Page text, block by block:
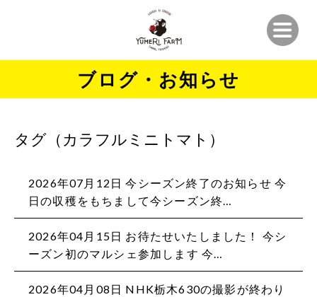
ブログ・お知らせ
タグ（カラフルミニトマト）
2026年07月12日 今シーズン終了のお知らせ 今
日の収穫をもちまして今シーズン終…
2026年04月15日 お待たせいたしました！ 今シ
ーズン初のマルシェ参加します 今…
2026年04月08日 NHK栃木630の撮影が終わり